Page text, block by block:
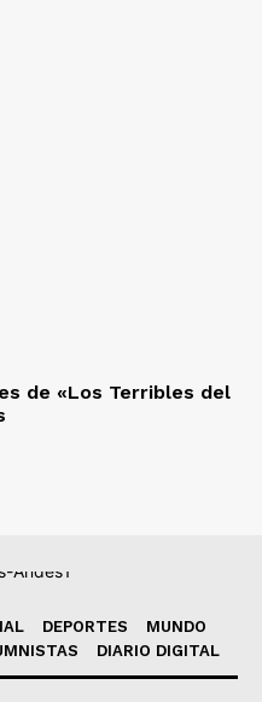
de «Los Terribles del
DEPORTES
MUNDO
DIARIO DIGITAL